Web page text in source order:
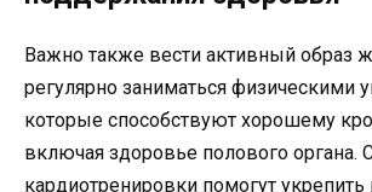
Важно также вести активный образ
регулярно заниматься физическими
которые способствуют хорошему
включая здоровье полового органа.
кардиотренировки помогут укрепить